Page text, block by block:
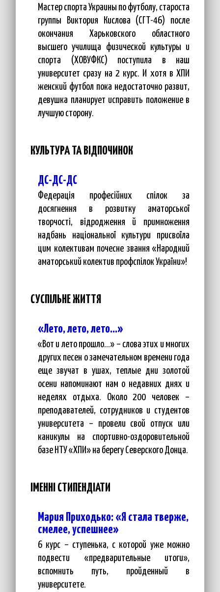
Мастер спорта Украины по футболу, староста
группы Виктория Кислова (СГТ-46) после
окончания Харьковского областного
высшего училища физической культуры и
спорта (ХОВУФКС) поступила в наш
университет сразу на 2 курс. И хотя в ХПИ
женский футбол пока недостаточно развит,
девушка планирует исправить положение в
лучшую сторону.
КУЛЬТУРА ТА ВІДПОЧИНОК
ДС-ДС-ДС
Федерація професійних спілок за
досягнення в розвитку аматорської
творчості, відродження й примноження
надбань національної культури присвоїла
цим колективам почесне звання «Народний
аматорський колектив профспілок України»!
СУСПІЛЬНЕ ЖИТТЯ
«Лето, лето, лето…»
«Вот и лето прошло…» – слова этих и многих
других песен о замечательном времени года
еще звучат в ушах, теплые дни золотой
осени напоминают нам о недавних днях и
неделях отдыха. Около 200 человек –
преподавателей, сотрудников и студентов
университета – провели свой отпуск или
каникулы на спортивно-оздоровительной
базе НТУ «ХПИ» на берегу Северского Донца.
ІМЕННІ СТИПЕНДІАТИ
Мария Приходько: «Я стала тверже,
смелее, успешнее»
6 курс – ступенька, с которой уже можно
подвести «предварительные итоги»,
вспомнить путь, пройденный в
университете.